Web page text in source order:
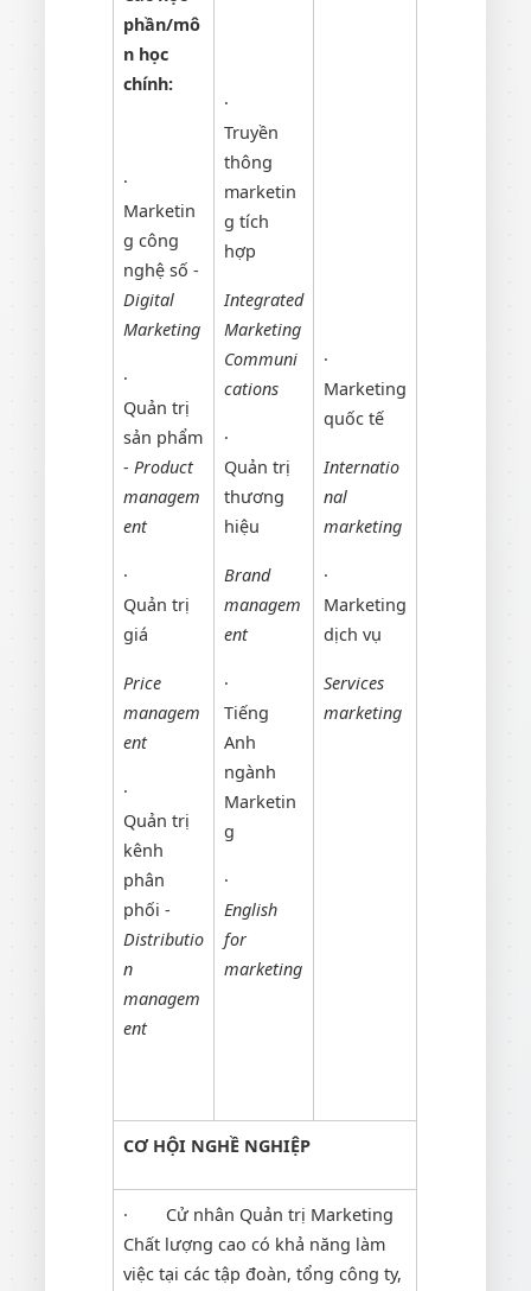
phần/mô
n học
chính:
·
Marketin
g công
nghệ số -
Digital
Marketing
·
Quản trị
sản phẩm
-Product
managem
ent
·
Quản trị
giá
Price
managem
ent
·
Quản trị
kênh
phân
phối -
Distributio
n
managem
ent
·
Truyền
thông
marketin
g tích
hợp
Integrated
Marketing
Communi
cations
·
Quản trị
thương
hiệu
Brand
managem
ent
·
Tiếng
Anh
ngành
Marketin
g
·
English
for
marketing
·
Marketing
quốc tế
Internatio
nal
marketing
·
Marketing
dịch vụ
Services
marketing
CƠ HỘI NGHỀ NGHIỆP
· Cử nhân Quản trị Marketing
Chất lượng cao có khả năng làm
việc tại các tập đoàn, tổng công ty,